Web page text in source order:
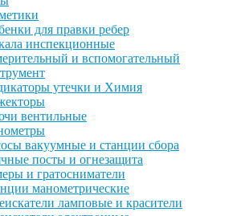
для правки ребер
инспекционные
и вспомогательный
утечки и Химия
вентильные
вакуумные и станции сбора
посты и огнезащита
и гратосниматели
манометрические
ламповые и красители